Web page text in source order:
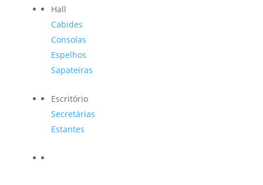
Hall
Cabides
Consolas
Espelhos
Sapateiras
Escritório
Secretárias
Estantes